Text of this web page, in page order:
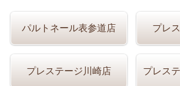
パルトネール表参道店 プレ
プレステージ川崎店
プレス